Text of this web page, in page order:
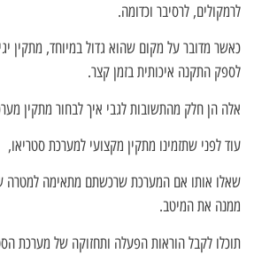
לרמקולים, לרסיבר וכדומה.
כאשר מדובר על מקום שהוא גדול במיוחד, מתקין
לספק התקנה איכותית בזמן קצר.
אלה הן חלק מהתשובות לגבי איך לבחור מתקין
עוד לפני שתזמינו מתקין מקצועי למערכת סטריאו,
שאלו אותו אם המערכת שרכשתם מתאימה למטרה
ממנה את המיטב.
תוכלו לקבל הוראות הפעלה ותחזוקה של מערכת